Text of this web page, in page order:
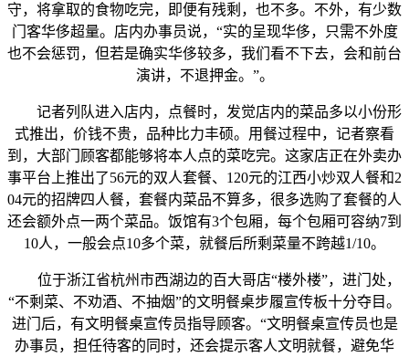
守，将拿取的食物吃完，即便有残剩，也不多。不外，有少数
门客华侈超量。店内办事员说，“实的呈现华侈，只需不外度
也不会惩罚，但若是确实华侈较多，我们看不下去，会和前台
演讲，不退押金。”。
记者列队进入店内，点餐时，发觉店内的菜品多以小份形
式推出，价钱不贵，品种比力丰硕。用餐过程中，记者察看
到，大部门顾客都能够将本人点的菜吃完。这家店正在外卖办
事平台上推出了56元的双人套餐、120元的江西小炒双人餐和2
04元的招牌四人餐，套餐内菜品不算多，很多选购了套餐的人
还会额外点一两个菜品。饭馆有3个包厢，每个包厢可容纳7到
10人，一般会点10多个菜，就餐后所剩菜量不跨越1/10。
位于浙江省杭州市西湖边的百大哥店“楼外楼”，进门处，
“不剩菜、不劝酒、不抽烟”的文明餐桌步履宣传板十分夺目。
进门后，有文明餐桌宣传员指导顾客。“文明餐桌宣传员也是
办事员，担任待客的同时，还会提示客人文明就餐，避免华